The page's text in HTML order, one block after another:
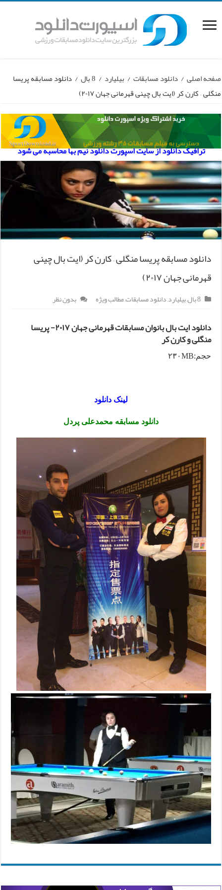
صفحه اصلی / دانلود مسابقات / بیلیارد / 8 بال / دانلود مسابقه پریسا
منگلی – کارن کر (ایت بال چینی قهرمانی جهان ۲۰۱۷)
ترافیک دانلود از سایت اسپورت دانلود نیم بها محاسبه می شود
دانلود مسابقه پریسا منگلی – کارن کر (ایت بال چینی
قهرمانی جهان ۲۰۱۷)
8 بال ,بیلیارد,دانلود مسابقات,مطالب ویژه بدون نظر
دانلود ایت بال بانوان مسابقات قهرمانی جهان ۲۰۱۷- پریسا
منگلی و کارن کر
حجم:۲۳۰MB
لینک دانلود
دانلود مسابقه محمدعلی پردل